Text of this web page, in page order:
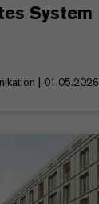
System
| 01.05.2026